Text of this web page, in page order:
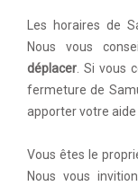
Les horaires de
Nous vous
déplacer. Si vous
fermeture de
apporter votre aide
Vous êtes le
Nous vous